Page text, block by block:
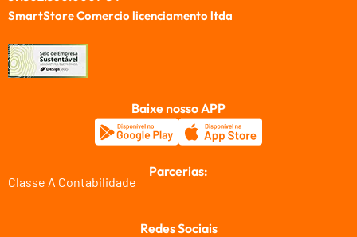
SmartStore Comercio licenciamento ltda
Baixe nosso APP
Parcerias:
Classe A Contabilidade
Redes Sociais